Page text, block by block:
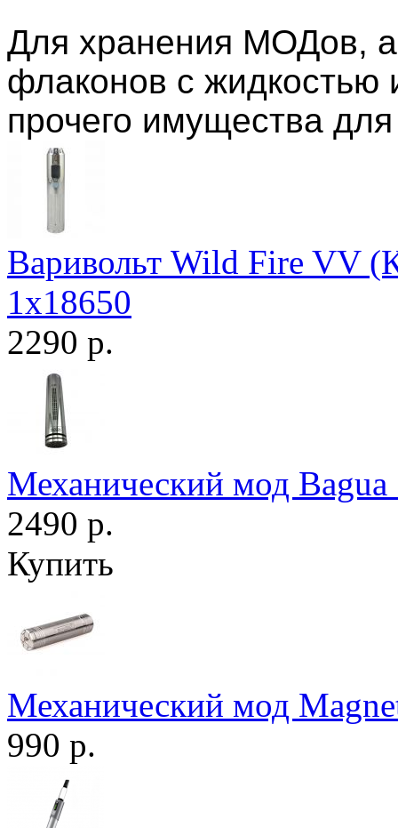
Для хранения МОДов,
флаконов с жидкостью
прочего имущества
Варивольт Wild Fire VV
1х18650
2290 р.
Механический мод Bagua
2490 р.
Купить
Механический мод
990 р.